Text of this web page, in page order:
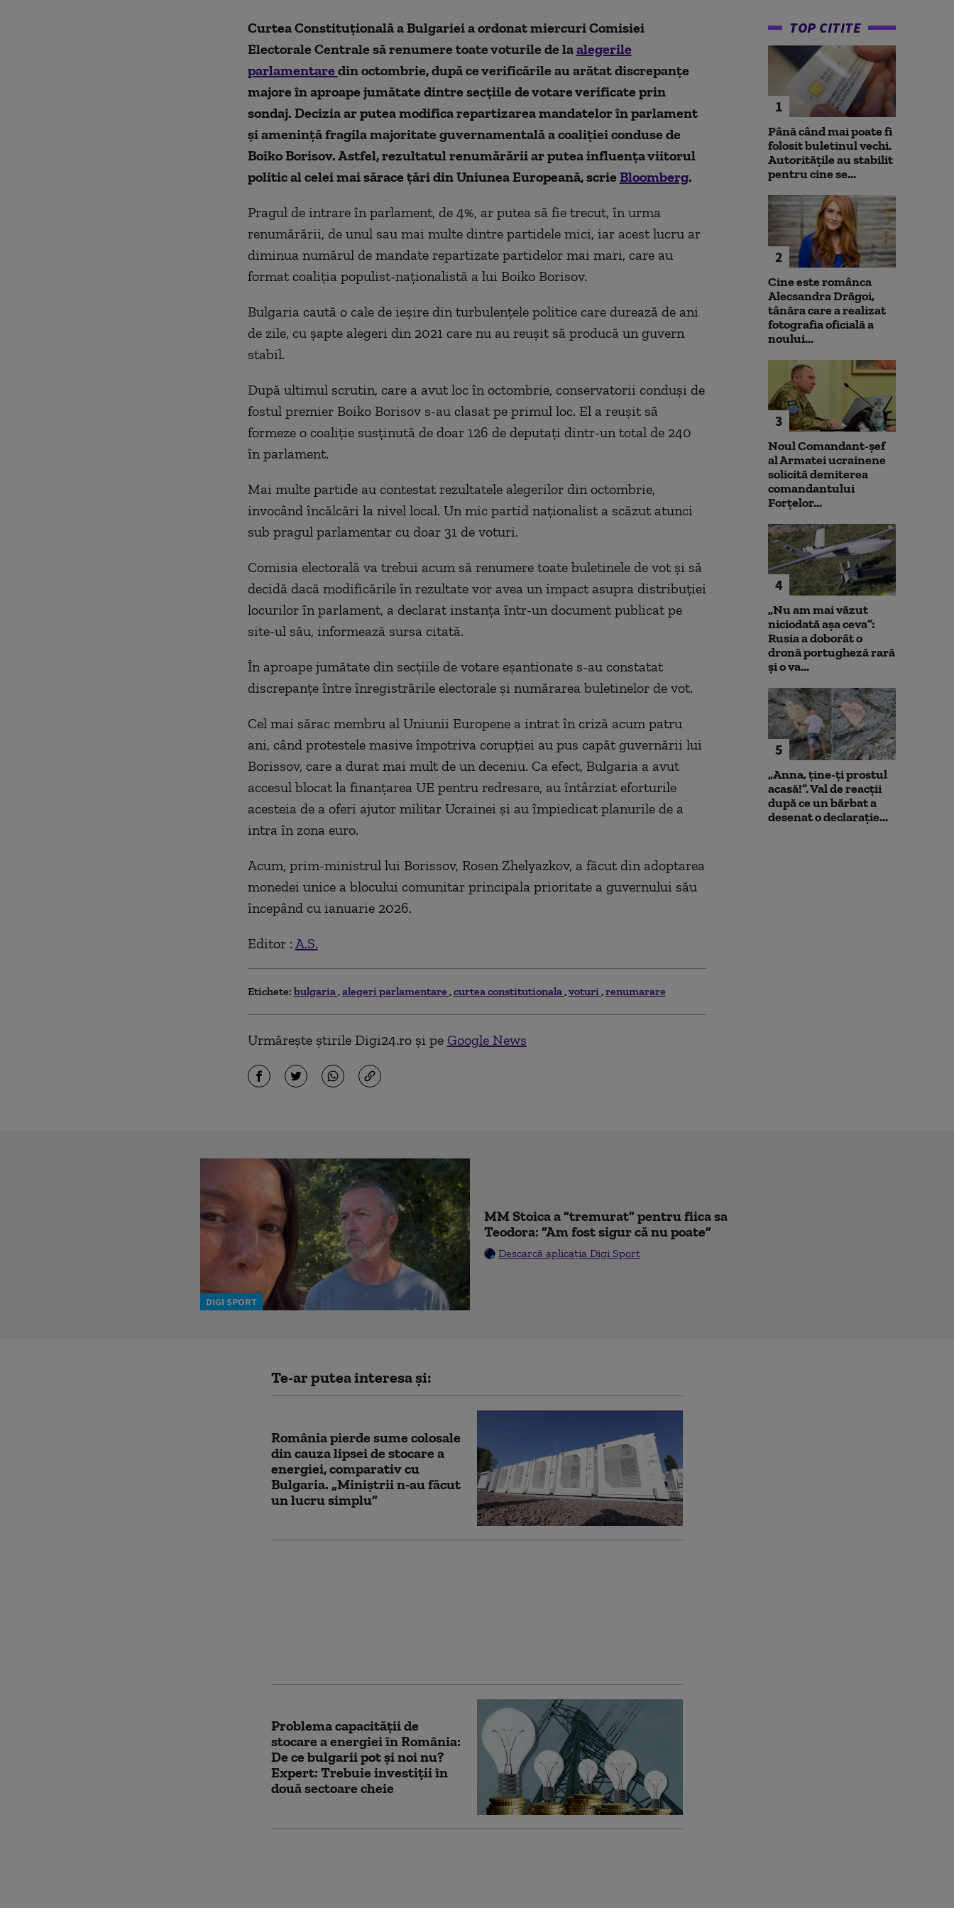
Curtea Constituțională a Bulgariei a ordonat miercuri Comisiei
Electorale Centrale să renumere toate voturile de laalegerile
parlamentare din octombrie, după ce verificările au arătat discrepanțe
majore în aproape jumătate dintre secțiile de votare verificate prin
sondaj. Decizia ar putea modifica repartizarea mandatelor în parlament
și amenință fragila majoritate guvernamentală a coaliției conduse de
Boiko Borisov. Astfel, rezultatul renumărării ar putea influența viitorul
politic al celei mai sărace țări din Uniunea Europeană, scrie Bloomberg.
Pragul de intrare în parlament, de 4%, ar putea să fie trecut, în urma
renumărării, de unul sau mai multe dintre partidele mici, iar acest lucru ar
diminua numărul de mandate repartizate partidelor mai mari, care au
format coaliția populist-naționalistă a lui Boiko Borisov.
Bulgaria caută o cale de ieșire din turbulențele politice care durează de ani
de zile, cu șapte alegeri din 2021 care nu au reușit să producă un guvern
stabil.
După ultimul scrutin, care a avut loc în octombrie, conservatorii conduşi de
fostul premier Boiko Borisov s-au clasat pe primul loc. El a reușit să
formeze o coaliție susținută de doar 126 de deputați dintr-un total de 240
în parlament.
Mai multe partide au contestat rezultatele alegerilor din octombrie,
invocând încălcări la nivel local. Un mic partid naționalist a scăzut atunci
sub pragul parlamentar cu doar 31 de voturi.
Comisia electorală va trebui acum să renumere toate buletinele de vot și să
decidă dacă modificările în rezultate vor avea un impact asupra distribuției
locurilor în parlament, a declarat instanța într-un document publicat pe
site-ul său, informează sursa citată.
În aproape jumătate din secțiile de votare eșantionate s-au constatat
discrepanțe între înregistrările electorale și numărarea buletinelor de vot.
Cel mai sărac membru al Uniunii Europene a intrat în criză acum patru
ani, când protestele masive împotriva corupției au pus capăt guvernării lui
Borissov, care a durat mai mult de un deceniu. Ca efect, Bulgaria a avut
accesul blocat la finanțarea UE pentru redresare, au întârziat eforturile
acesteia de a oferi ajutor militar Ucrainei și au împiedicat planurile de a
intra în zona euro.
Acum, prim-ministrul lui Borissov, Rosen Zhelyazkov, a făcut din adoptarea
monedei unice a blocului comunitar principala prioritate a guvernului său
începând cu ianuarie 2026.
Editor : A.S.
Etichete: bulgaria alegeri parlamentare curtea constitutionala voturi renumarare
Urmărește știrile Digi24.ro și pe Google News
TOP CITITE
1
Până când mai poate fi
folosit buletinul vechi.
Autoritățile au stabilit
pentru cine se...
2
Cine este românca
Alecsandra Drăgoi,
tânăra care a realizat
fotografia oficială a
noului...
3
Noul Comandant-șef
al Armatei ucrainene
solicită demiterea
comandantului
Forțelor...
4
„Nu am mai văzut
niciodată așa ceva”:
Rusia a doborât o
dronă portugheză rară
și o va...
5
„Anna, ţine-ţi prostul
acasă!”. Val de reacții
după ce un bărbat a
desenat o declarație...
DIGI SPORT
MM Stoica a ”tremurat” pentru fiica sa
Teodora: ”Am fost sigur că nu poate”
Descarcă aplicația Digi Sport
Te-ar putea interesa și:
România pierde sume colosale
din cauza lipsei de stocare a
energiei, comparativ cu
Bulgaria. „Miniștrii n-au făcut
un lucru simplu”
Problema capacității de
stocare a energiei în România:
De ce bulgarii pot și noi nu?
Expert: Trebuie investiții în
două sectoare cheie